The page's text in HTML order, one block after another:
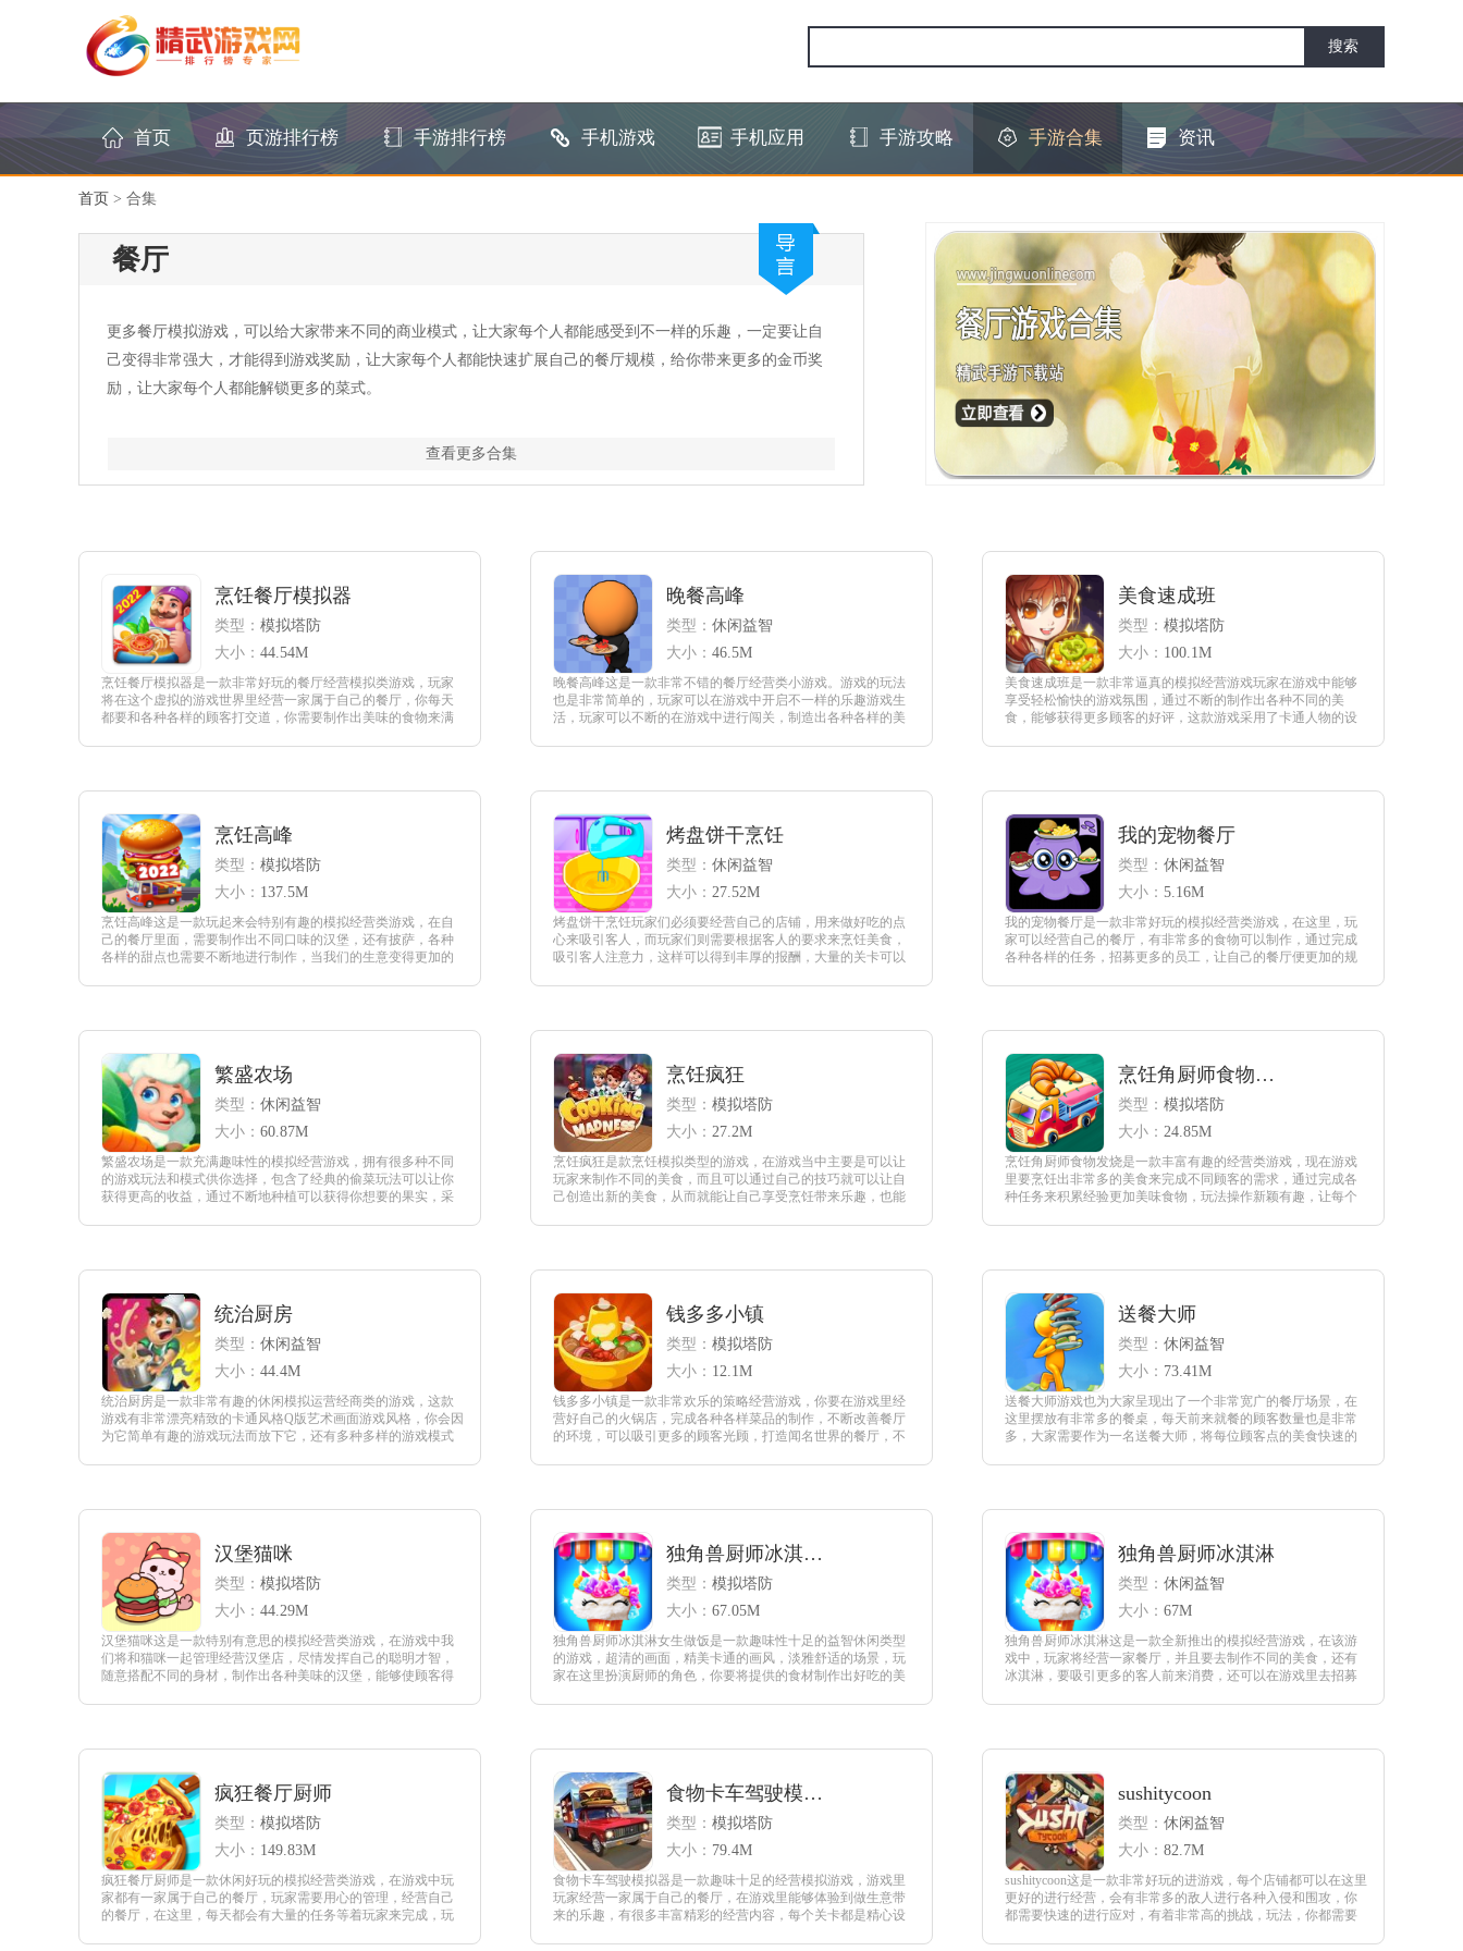
首页 页游排行榜 手游排行榜 手机游戏 手机应用 手游攻略 手游合集 资讯
首页 > 合集
餐厅
更多餐厅模拟游戏，可以给大家带来不同的商业模式，让大家每个人都能感受到不一样的乐趣，一定要让自
己变得非常强大，才能得到游戏奖励，让大家每个人都能快速扩展自己的餐厅规模，给你带来更多的金币奖
励，让大家每个人都能解锁更多的菜式。
查看更多合集
烹饪餐厅模拟器
类型： 模拟塔防
大小： 44.54M
烹饪餐厅模拟器是一款非常好玩的餐厅经营模拟类游戏，玩家
将在这个虚拟的游戏世界里经营一家属于自己的餐厅，你每天
都要和各种各样的顾客打交道，你需要制作出美味的食物来满
晚餐高峰
类型： 休闲益智
大小： 46.5M
晚餐高峰这是一款非常不错的餐厅经营类小游戏。游戏的玩法
也是非常简单的，玩家可以在游戏中开启不一样的乐趣游戏生
活，玩家可以不断的在游戏中进行闯关，制造出各种各样的美
美食速成班
类型： 模拟塔防
大小： 100.1M
美食速成班是一款非常逼真的模拟经营游戏玩家在游戏中能够
享受轻松愉快的游戏氛围，通过不断的制作出各种不同的美
食，能够获得更多顾客的好评，这款游戏采用了卡通人物的设
烹饪高峰
类型： 模拟塔防
大小： 137.5M
烹饪高峰这是一款玩起来会特别有趣的模拟经营类游戏，在自
己的餐厅里面，需要制作出不同口味的汉堡，还有披萨，各种
各样的甜点也需要不断地进行制作，当我们的生意变得更加的
烤盘饼干烹饪
类型： 休闲益智
大小： 27.52M
烤盘饼干烹饪玩家们必须要经营自己的店铺，用来做好吃的点
心来吸引客人，而玩家们则需要根据客人的要求来烹饪美食，
吸引客人注意力，这样可以得到丰厚的报酬，大量的关卡可以
我的宠物餐厅
类型： 休闲益智
大小： 5.16M
我的宠物餐厅是一款非常好玩的模拟经营类游戏，在这里，玩
家可以经营自己的餐厅，有非常多的食物可以制作，通过完成
各种各样的任务，招募更多的员工，让自己的餐厅便更加的规
繁盛农场
类型： 休闲益智
大小： 60.87M
繁盛农场是一款充满趣味性的模拟经营游戏，拥有很多种不同
的游戏玩法和模式供你选择，包含了经典的偷菜玩法可以让你
获得更高的收益，通过不断地种植可以获得你想要的果实，采
烹饪疯狂
类型： 模拟塔防
大小： 27.2M
烹饪疯狂是款烹饪模拟类型的游戏，在游戏当中主要是可以让
玩家来制作不同的美食，而且可以通过自己的技巧就可以让自
己创造出新的美食，从而就能让自己享受烹饪带来乐趣，也能
烹饪角厨师食物发烧
类型： 模拟塔防
大小： 24.85M
烹饪角厨师食物发烧是一款丰富有趣的经营类游戏，现在游戏
里要烹饪出非常多的美食来完成不同顾客的需求，通过完成各
种任务来积累经验更加美味食物，玩法操作新颖有趣，让每个
统治厨房
类型： 休闲益智
大小： 44.4M
统治厨房是一款非常有趣的休闲模拟运营经商类的游戏，这款
游戏有非常漂亮精致的卡通风格Q版艺术画面游戏风格，你会因
为它简单有趣的游戏玩法而放下它，还有多种多样的游戏模式
钱多多小镇
类型： 模拟塔防
大小： 12.1M
钱多多小镇是一款非常欢乐的策略经营游戏，你要在游戏里经
营好自己的火锅店，完成各种各样菜品的制作，不断改善餐厅
的环境，可以吸引更多的顾客光顾，打造闻名世界的餐厅，不
送餐大师
类型： 休闲益智
大小： 73.41M
送餐大师游戏也为大家呈现出了一个非常宽广的餐厅场景，在
这里摆放有非常多的餐桌，每天前来就餐的顾客数量也是非常
多，大家需要作为一名送餐大师，将每位顾客点的美食快速的
汉堡猫咪
类型： 模拟塔防
大小： 44.29M
汉堡猫咪这是一款特别有意思的模拟经营类游戏，在游戏中我
们将和猫咪一起管理经营汉堡店，尽情发挥自己的聪明才智，
随意搭配不同的身材，制作出各种美味的汉堡，能够使顾客得
独角兽厨师冰淇淋女生做饭
类型： 模拟塔防
大小： 67.05M
独角兽厨师冰淇淋女生做饭是一款趣味性十足的益智休闲类型
的游戏，超清的画面，精美卡通的画风，淡雅舒适的场景，玩
家在这里扮演厨师的角色，你要将提供的食材制作出好吃的美
独角兽厨师冰淇淋
类型： 休闲益智
大小： 67M
独角兽厨师冰淇淋这是一款全新推出的模拟经营游戏，在该游
戏中，玩家将经营一家餐厅，并且要去制作不同的美食，还有
冰淇淋，要吸引更多的客人前来消费，还可以在游戏里去招募
疯狂餐厅厨师
类型： 模拟塔防
大小： 149.83M
疯狂餐厅厨师是一款休闲好玩的模拟经营类游戏，在游戏中玩
家都有一家属于自己的餐厅，玩家需要用心的管理，经营自己
的餐厅，在这里，每天都会有大量的任务等着玩家来完成，玩
食物卡车驾驶模拟器
类型： 模拟塔防
大小： 79.4M
食物卡车驾驶模拟器是一款趣味十足的经营模拟游戏，游戏里
玩家经营一家属于自己的餐厅，在游戏里能够体验到做生意带
来的乐趣，有很多丰富精彩的经营内容，每个关卡都是精心设
sushitycoon
类型： 休闲益智
大小： 82.7M
sushitycoon这是一款非常好玩的进游戏，每个店铺都可以在这里
更好的进行经营，会有非常多的敌人进行各种入侵和围攻，你
都需要快速的进行应对，有着非常高的挑战，玩法，你都需要